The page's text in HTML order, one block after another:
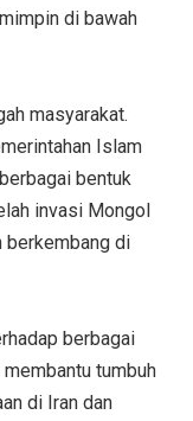
di bawah
masyarakat.
Islam
bentuk
invasi Mongol
berkembang di
berbagai
tumbuh
di Iran dan